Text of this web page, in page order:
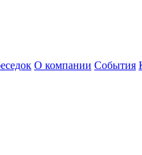
О компании События